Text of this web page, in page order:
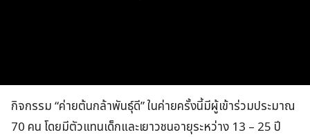
กิจกรรม “ค่ายต้นกล้าพันธุ์ดี” ในค่ายครั้งนี้มีผู้เข้าร่วมประมาณ
70 คน โดยมีตัวแทนเด็กและเยาวชนอายุระหว่าง 13 – 25 ปี